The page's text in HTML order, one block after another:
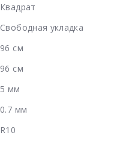
Квадрат
Свободная укладка
96 см
96 см
5 мм
0.7 мм
R10